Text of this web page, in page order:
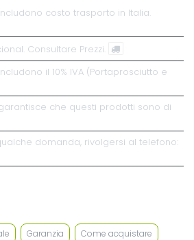
costo trasporto in Italia.
Consultare Prezzi.
il 10% IVA (Portaprosciutto e
che questi prodotti sono di
domanda, rivolgersi al telefono:
Garanzia Come acquistare